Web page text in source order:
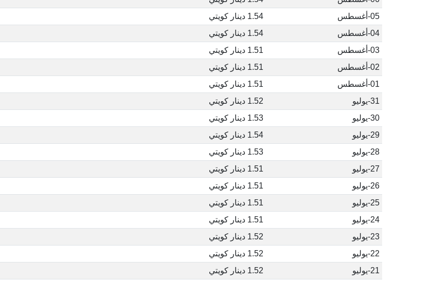
05-أغسطس
1.54 دينار كويتي
04-أغسطس
1.54 دينار كويتي
03-أغسطس
1.51 دينار كويتي
02-أغسطس
1.51 دينار كويتي
01-أغسطس
1.51 دينار كويتي
31-يوليو
1.52 دينار كويتي
30-يوليو
1.53 دينار كويتي
29-يوليو
1.54 دينار كويتي
28-يوليو
1.53 دينار كويتي
27-يوليو
1.51 دينار كويتي
26-يوليو
1.51 دينار كويتي
25-يوليو
1.51 دينار كويتي
24-يوليو
1.51 دينار كويتي
23-يوليو
1.52 دينار كويتي
22-يوليو
1.52 دينار كويتي
21-يوليو
1.52 دينار كويتي